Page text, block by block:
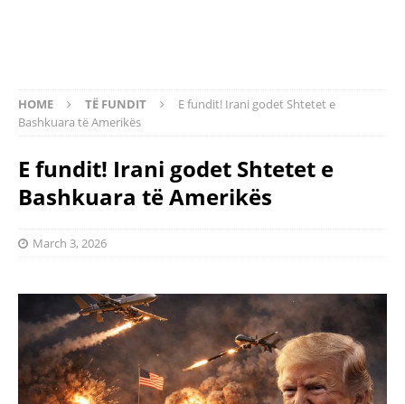
HOME TË FUNDIT
E fundit! Irani godet Shtetet e
Bashkuara të Amerikës
E fundit! Irani godet Shtetet e
Bashkuara të Amerikës
March 3, 2026